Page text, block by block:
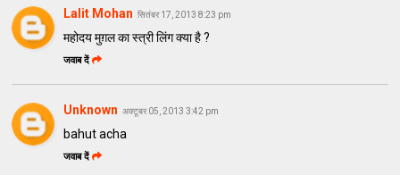
Lalit Mohan सितंबर 17, 2013 8:23 pm
महोदय मुग़ल का स्त्री लिंग क्या है ?
जवाब दें
Unknown अक्टूबर 05, 2013 3:42 pm
bahut acha
जवाब दें